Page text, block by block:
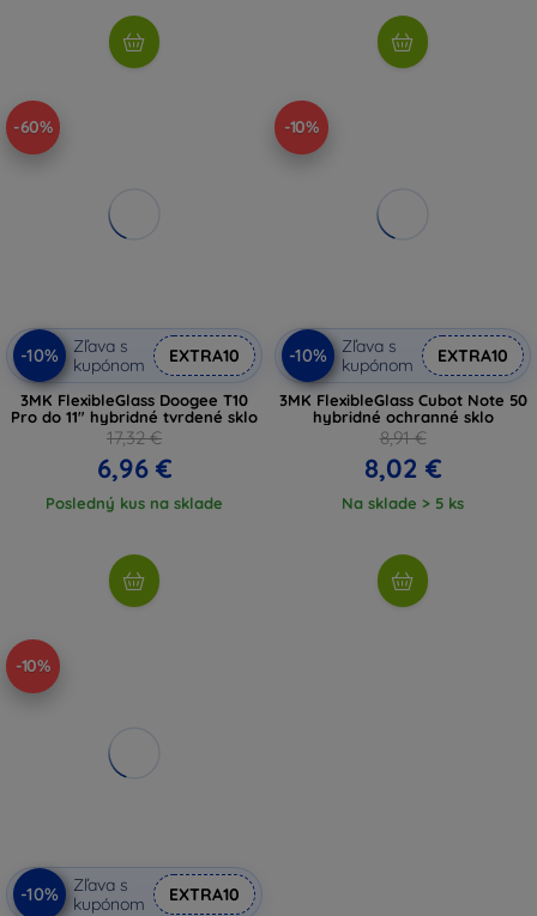
-60%
-10%
Zľava s
kupónom
EXTRA10
3MK FlexibleGlass Doogee T10
Pro do 11" hybridné tvrdené sklo
17,32 €
6,96 €
Posledný kus na sklade
-10%
-10%
Zľava s
kupónom
EXTRA10
3MK FlexibleGlass Cubot Note 50
hybridné ochranné sklo
8,91 €
8,02 €
Na sklade > 5 ks
-10%
-10%
Zľava s
kupónom
EXTRA10